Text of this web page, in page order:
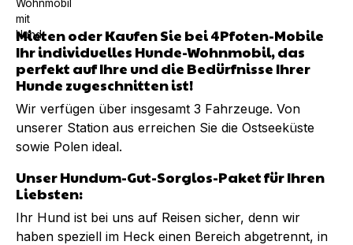
Mieten oder Kaufen Sie bei 4Pfoten-Mobile
Ihr individuelles Hunde-Wohnmobil, das
perfekt auf Ihre und die Bedürfnisse Ihrer
Hunde zugeschnitten ist!
Wir verfügen über insgesamt 3 Fahrzeuge. Von
unserer Station aus erreichen Sie die Ostseeküste
sowie Polen ideal.
Unser Hundum-Gut-Sorglos-Paket für Ihren
Liebsten:
Ihr Hund ist bei uns auf Reisen sicher, denn wir
haben speziell im Heck einen Bereich abgetrennt, in